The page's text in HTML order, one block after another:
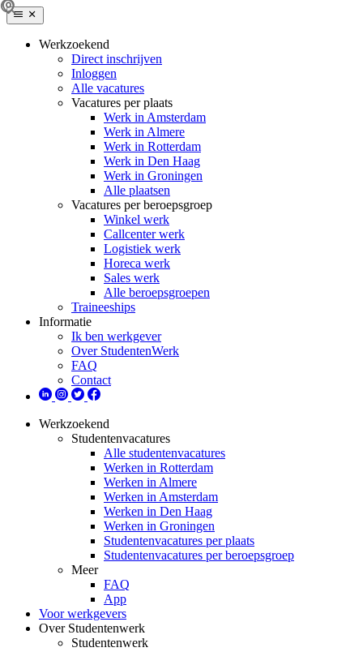
Werkzoekend
Direct inschrijven
Inloggen
Alle vacatures
Vacatures per plaats
Werk in Amsterdam
Werk in Almere
Werk in Rotterdam
Werk in Den Haag
Werk in Groningen
Alle plaatsen
Vacatures per beroepsgroep
Winkel werk
Callcenter werk
Logistiek werk
Horeca werk
Sales werk
Alle beroepsgroepen
Traineeships
Informatie
Ik ben werkgever
Over StudentenWerk
FAQ
Contact
Werkzoekend
Studentenvacatures
Alle studentenvacatures
Werken in Rotterdam
Werken in Almere
Werken in Amsterdam
Werken in Den Haag
Werken in Groningen
Studentenvacatures per plaats
Studentenvacatures per beroepsgroep
Meer
FAQ
App
Voor werkgevers
Over Studentenwerk
Studentenwerk